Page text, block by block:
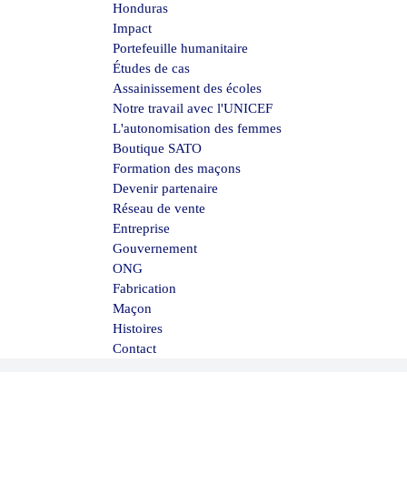
Honduras
Impact
Portefeuille humanitaire
Études de cas
Assainissement des écoles
Notre travail avec l'UNICEF
L'autonomisation des femmes
Boutique SATO
Formation des maçons
Devenir partenaire
Réseau de vente
Entreprise
Gouvernement
ONG
Fabrication
Maçon
Histoires
Contact